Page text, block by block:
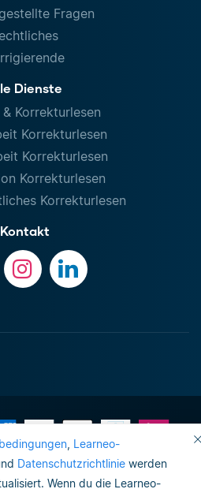
, Learneo-
Datenschutzrichtlinie werden
Wenn du die Learneo-
Fragen
Dienste
Korrekturlesen
Korrekturlesen
Korrekturlesen
Korrekturlesen
Korrekturlesen
Kontakt